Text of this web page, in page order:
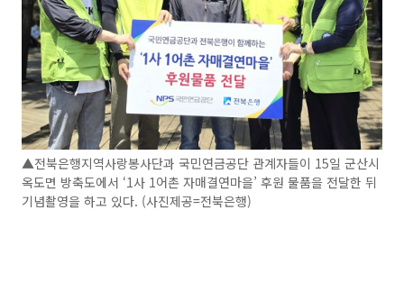
▲전북은행지역사랑봉사단과 국민연금공단 관계자들이 15일 군산시
옥도면 방축도에서 ‘1사 1어촌 자매결연마을’ 후원 물품을 전달한 뒤
기념촬영을 하고 있다. (사진제공=전북은행)